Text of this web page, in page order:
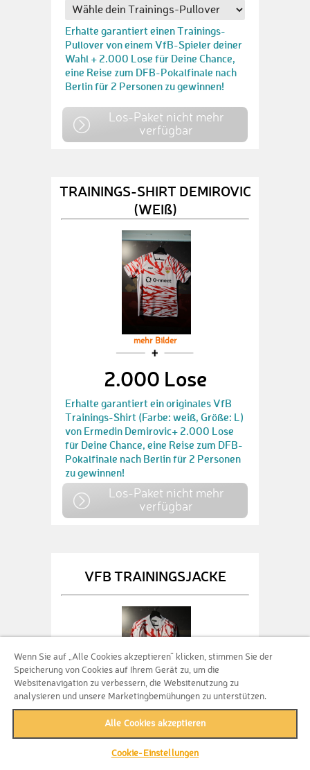
Erhalte garantiert einen Trainings-
Pullover von einem VfB-Spieler deiner
Wahl + 2.000 Lose für Deine Chance,
eine Reise zum DFB-Pokalfinale nach
Berlin für 2 Personen zu gewinnen!
Los-Paket nicht mehr
verfügbar
TRAININGS-SHIRT DEMIROVIC
(WEIß)
mehr Bilder
2.000 Lose
Erhalte garantiert ein originales VfB
Trainings-Shirt (Farbe: weiß, Größe: L)
von Ermedin Demirovic+ 2.000 Lose
für Deine Chance, eine Reise zum DFB-
Pokalfinale nach Berlin für 2 Personen
zu gewinnen!
Los-Paket nicht mehr
verfügbar
VFB TRAININGSJACKE
mehr Bilder
2.000 Lose
Wenn Sie auf „Alle Cookies akzeptieren“ klicken, stimmen Sie der
Speicherung von Cookies auf Ihrem Gerät zu, um die
Websitenavigation zu verbessern, die Websitenutzung zu
analysieren und unsere Marketingbemühungen zu unterstützen.
Alle Cookies akzeptieren
Cookie-Einstellungen